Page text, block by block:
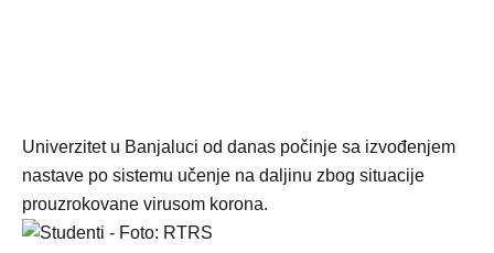
Univerzitet u Banjaluci od danas počinje sa izvođenjem
nastave po sistemu učenje na daljinu zbog situacije
prouzrokovane virusom korona.